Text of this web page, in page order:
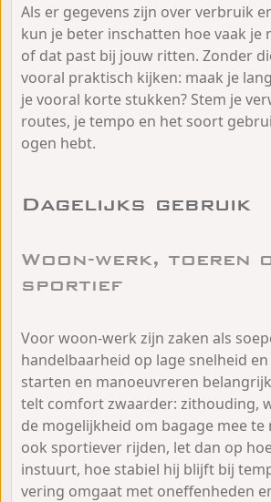
Als er gegevens zijn over verbruik
kun je beter inschatten hoe vaak je
of dat past bij jouw ritten. Zonder
vooral praktisch kijken: maak je
je vooral korte stukken? Stem je
routes, je tempo en het soort
ogen hebt.
Dagelijks gebruik
Woon-werk, toeren
sportief
Voor woon-werk zijn zaken als
handelbaarheid op lage snelheid
starten en manoeuvreren
telt comfort zwaarder: zithouding,
de mogelijkheid om bagage mee te
ook sportiever rijden, let dan op
instuurt, hoe stabiel hij blijft bij
vering omgaat met oneffenheden